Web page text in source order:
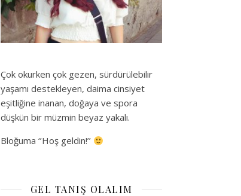
Çok okurken çok gezen, sürdürülebilir
yaşamı destekleyen, daima cinsiyet
eşitliğine inanan, doğaya ve spora
düşkün bir müzmin beyaz yakalı.
Bloğuma ‘’Hoş geldin!’’
GEL TANIŞ OLALIM